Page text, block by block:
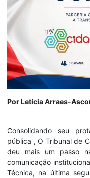
Por Letícia Arraes-
Consolidando seu
pública , O Tribunal de
deu mais um passo
comunicação
Técnica, na última